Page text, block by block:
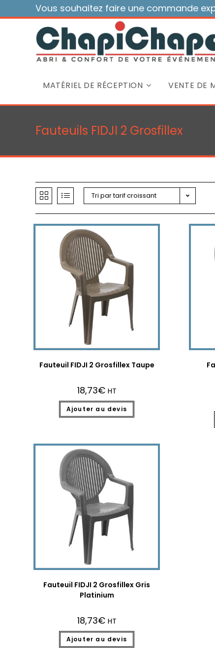
to
Vous souhaitez faire une commande
MATÉRIEL DE RÉCEPTION VENTE DE
Fauteuils FIDJI 2 Grosfillex
Tri par tarif croissant
Fauteuil FIDJI 2 Grosfillex Taupe
18,73€ HT
Ajouter au devis
Fauteuil FIDJI 2 Grosfillex Gris
Platinium
18,73€ HT
Ajouter au devis